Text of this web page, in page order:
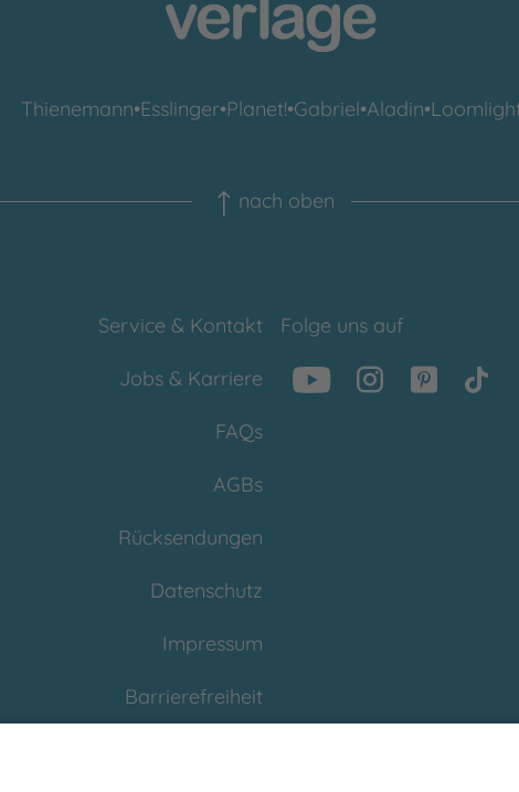
Thienemann•Esslinger•Planet!•Gabriel•Aladin•
nach oben
Service & Kontakt
Jobs & Karriere
FAQs
AGBs
Rücksendungen
Datenschutz
Impressum
Barrierefreiheit
Folge uns auf